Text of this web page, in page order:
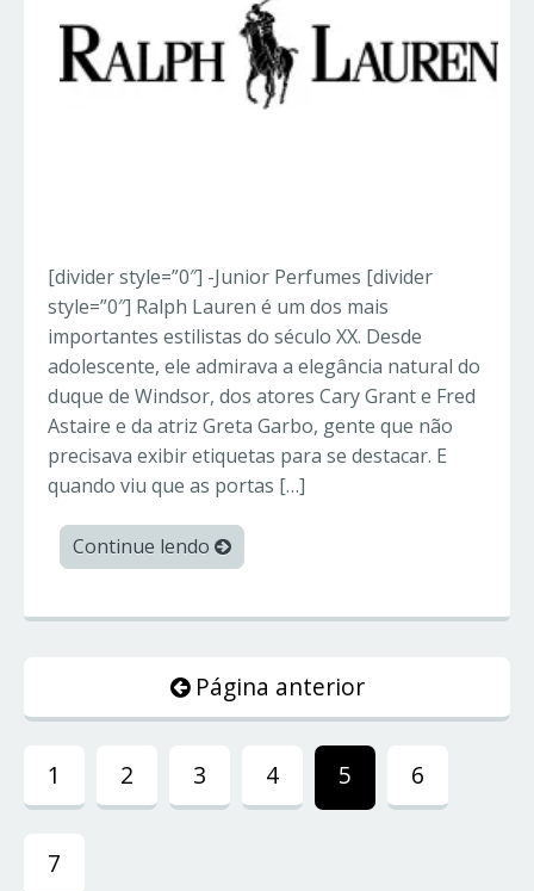
[divider style=”0″] -Junior Perfumes [divider
style=”0″] Ralph Lauren é um dos mais
importantes estilistas do século XX. Desde
adolescente, ele admirava a elegância natural do
duque de Windsor, dos atores Cary Grant e Fred
Astaire e da atriz Greta Garbo, gente que não
precisava exibir etiquetas para se destacar. E
quando viu que as portas […]
Continue lendo
Página anterior
1 2 3 4 5 6
7